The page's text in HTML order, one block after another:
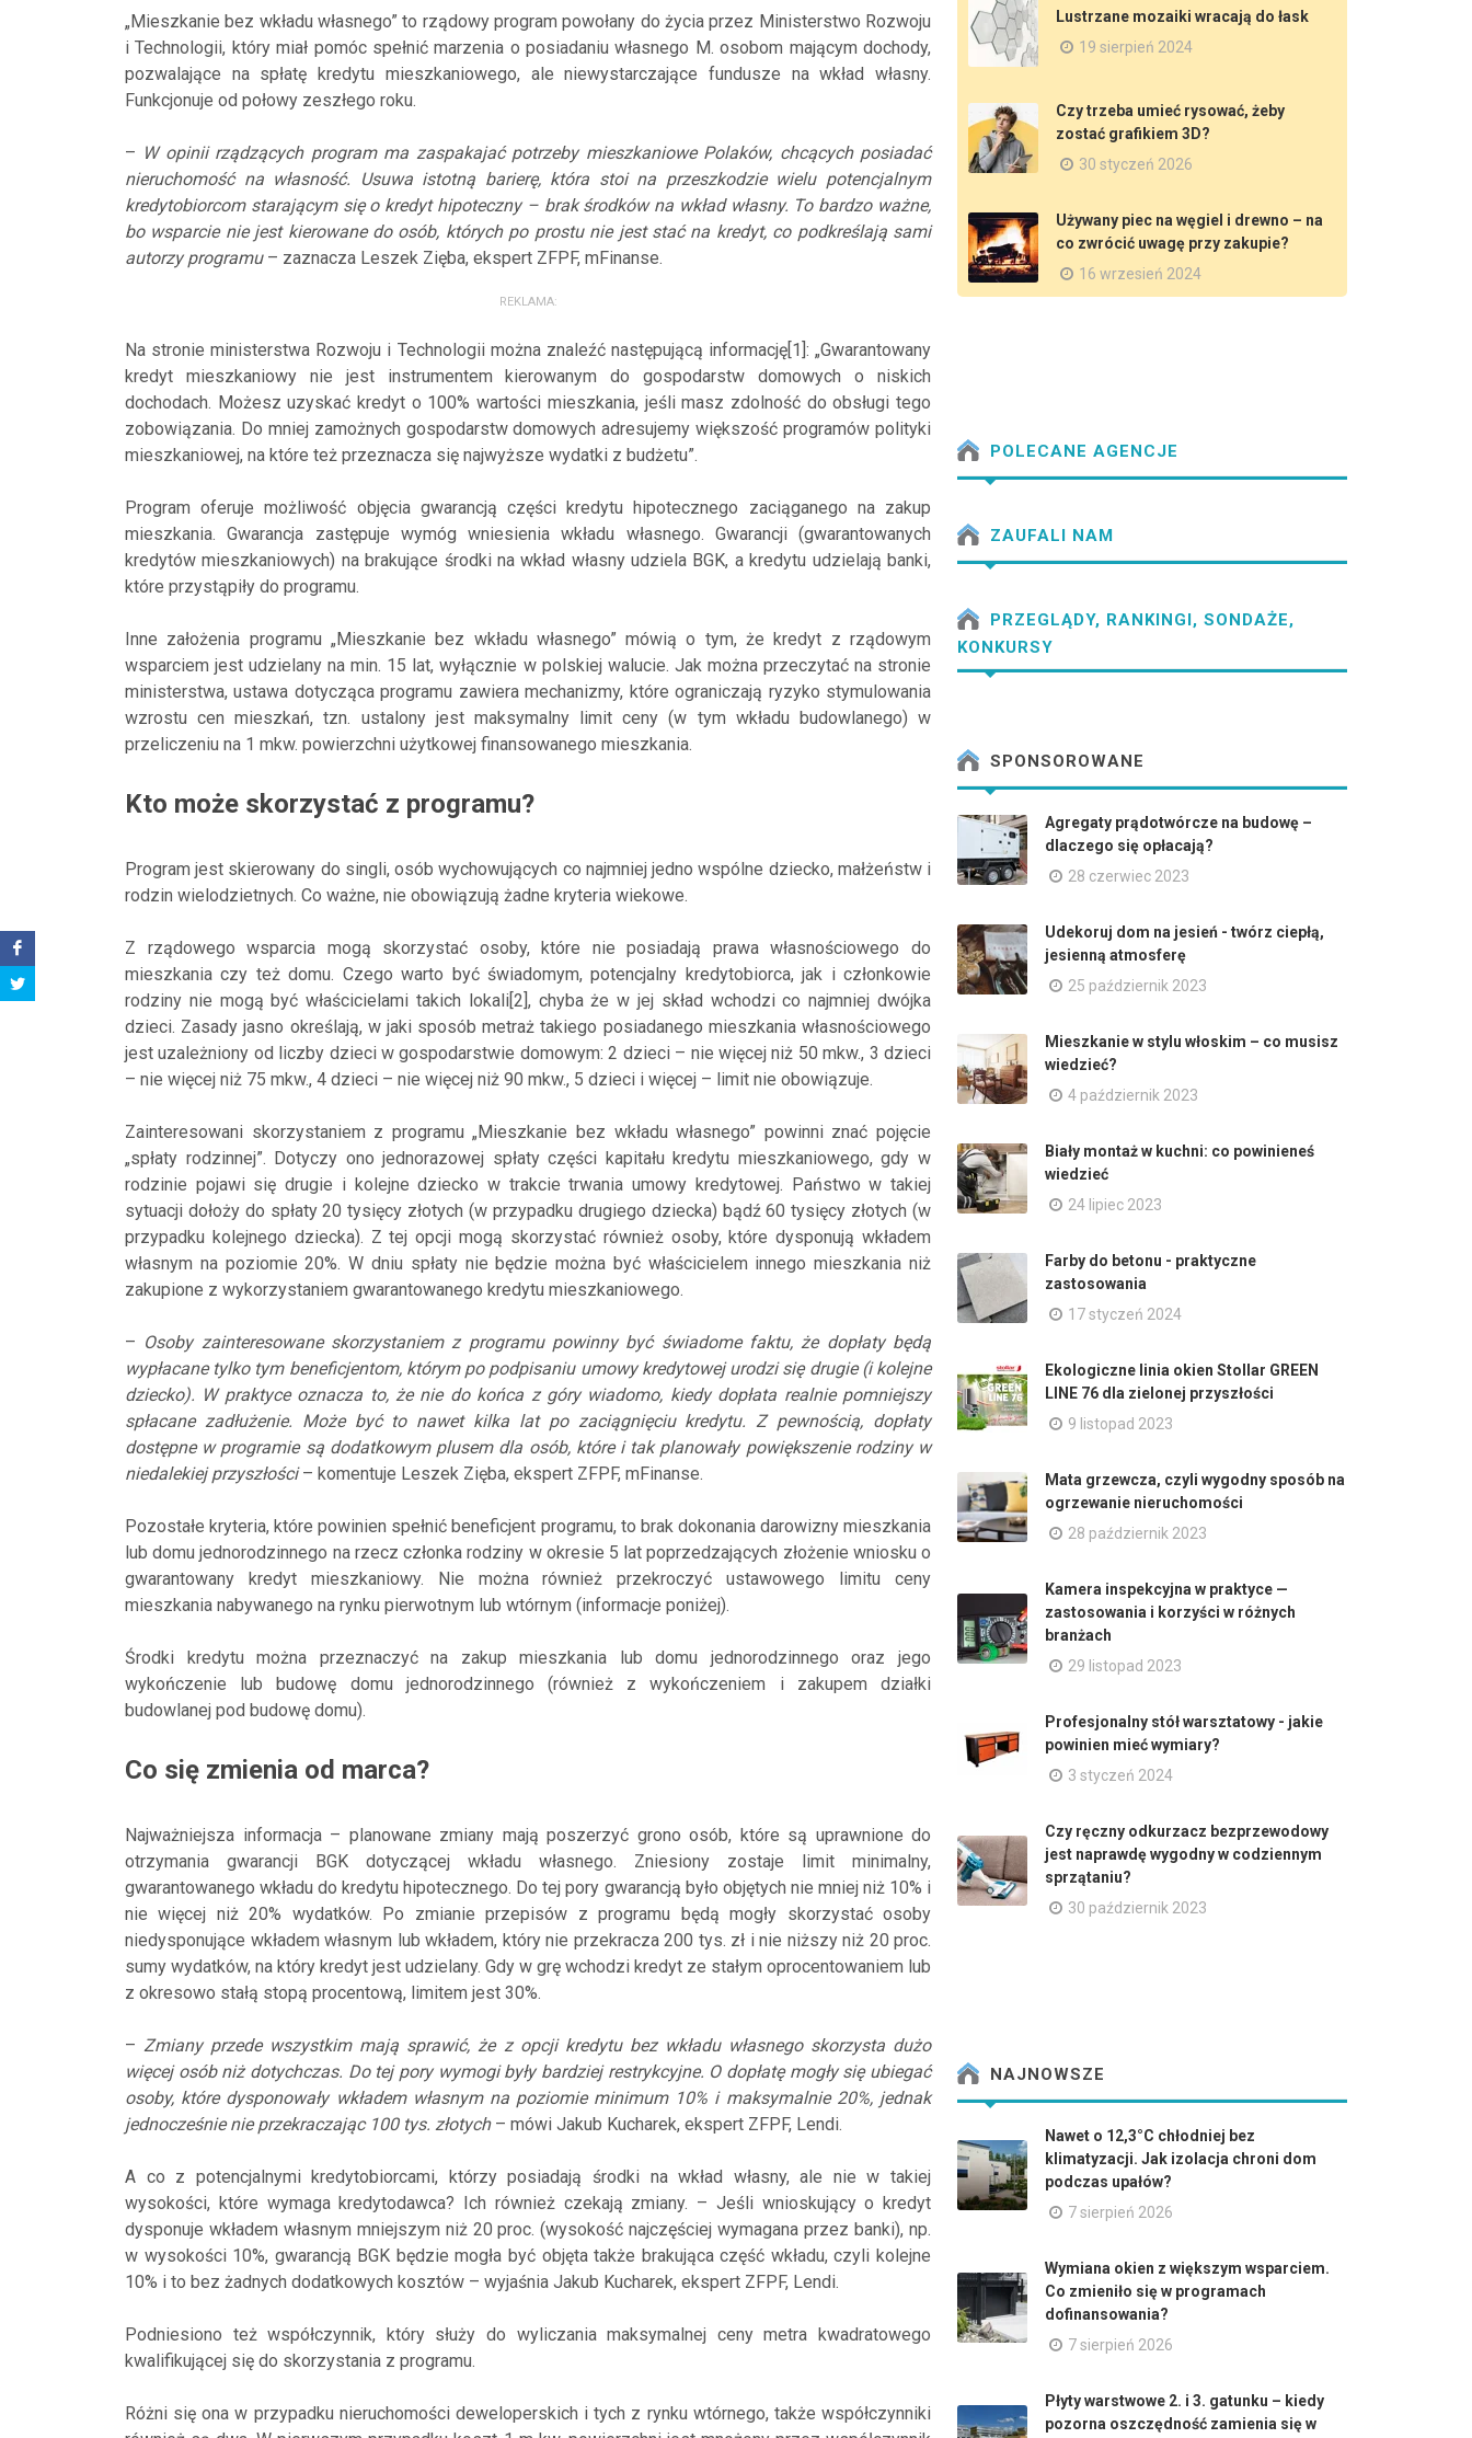
„Mieszkanie bez wkładu własnego” to rządowy program powołany do życia przez Ministerstwo Rozwoju
i Technologii, który miał pomóc spełnić marzenia o posiadaniu własnego M. osobom mającym dochody,
pozwalające na spłatę kredytu mieszkaniowego, ale niewystarczające fundusze na wkład własny.
Funkcjonuje od połowy zeszłego roku.
– W opinii rządzących program ma zaspakajać potrzeby mieszkaniowe Polaków, chcących posiadać
nieruchomość na własność. Usuwa istotną barierę, która stoi na przeszkodzie wielu potencjalnym
kredytobiorcom starającym się o kredyt hipoteczny – brak środków na wkład własny. To bardzo ważne,
bo wsparcie nie jest kierowane do osób, których po prostu nie jest stać na kredyt, co podkreślają sami
autorzy programu– zaznacza Leszek Zięba, ekspert ZFPF, mFinanse.
REKLAMA:
Na stronie ministerstwa Rozwoju i Technologii można znaleźć następującą informację[1]: „Gwarantowany
kredyt mieszkaniowy nie jest instrumentem kierowanym do gospodarstw domowych o niskich
dochodach. Możesz uzyskać kredyt o 100% wartości mieszkania, jeśli masz zdolność do obsługi tego
zobowiązania. Do mniej zamożnych gospodarstw domowych adresujemy większość programów polityki
mieszkaniowej, na które też przeznacza się najwyższe wydatki z budżetu”.
Program oferuje możliwość objęcia gwarancją części kredytu hipotecznego zaciąganego na zakup
mieszkania. Gwarancja zastępuje wymóg wniesienia wkładu własnego. Gwarancji (gwarantowanych
kredytów mieszkaniowych) na brakujące środki na wkład własny udziela BGK, a kredytu udzielają banki,
które przystąpiły do programu.
Inne założenia programu „Mieszkanie bez wkładu własnego” mówią o tym, że kredyt z rządowym
wsparciem jest udzielany na min. 15 lat, wyłącznie w polskiej walucie. Jak można przeczytać na stronie
ministerstwa, ustawa dotycząca programu zawiera mechanizmy, które ograniczają ryzyko stymulowania
wzrostu cen mieszkań, tzn. ustalony jest maksymalny limit ceny (w tym wkładu budowlanego) w
przeliczeniu na 1 mkw. powierzchni użytkowej finansowanego mieszkania.
Kto może skorzystać z programu?
Program jest skierowany do singli, osób wychowujących co najmniej jedno wspólne dziecko, małżeństw i
rodzin wielodzietnych. Co ważne, nie obowiązują żadne kryteria wiekowe.
Z rządowego wsparcia mogą skorzystać osoby, które nie posiadają prawa własnościowego do
mieszkania czy też domu. Czego warto być świadomym, potencjalny kredytobiorca, jak i członkowie
rodziny nie mogą być właścicielami takich lokali[2], chyba że w jej skład wchodzi co najmniej dwójka
dzieci. Zasady jasno określają, w jaki sposób metraż takiego posiadanego mieszkania własnościowego
jest uzależniony od liczby dzieci w gospodarstwie domowym: 2 dzieci – nie więcej niż 50 mkw., 3 dzieci
– nie więcej niż 75 mkw., 4 dzieci – nie więcej niż 90 mkw., 5 dzieci i więcej – limit nie obowiązuje.
Zainteresowani skorzystaniem z programu „Mieszkanie bez wkładu własnego” powinni znać pojęcie
„spłaty rodzinnej”. Dotyczy ono jednorazowej spłaty części kapitału kredytu mieszkaniowego, gdy w
rodzinie pojawi się drugie i kolejne dziecko w trakcie trwania umowy kredytowej. Państwo w takiej
sytuacji dołoży do spłaty 20 tysięcy złotych (w przypadku drugiego dziecka) bądź 60 tysięcy złotych (w
przypadku kolejnego dziecka). Z tej opcji mogą skorzystać również osoby, które dysponują wkładem
własnym na poziomie 20%. W dniu spłaty nie będzie można być właścicielem innego mieszkania niż
zakupione z wykorzystaniem gwarantowanego kredytu mieszkaniowego.
– Osoby zainteresowane skorzystaniem z programu powinny być świadome faktu, że dopłaty będą
wypłacane tylko tym beneficjentom, którym po podpisaniu umowy kredytowej urodzi się drugie (i kolejne
dziecko). W praktyce oznacza to, że nie do końca z góry wiadomo, kiedy dopłata realnie pomniejszy
spłacane zadłużenie. Może być to nawet kilka lat po zaciągnięciu kredytu. Z pewnością, dopłaty
dostępne w programie są dodatkowym plusem dla osób, które i tak planowały powiększenie rodziny w
niedalekiej przyszłości– komentuje Leszek Zięba, ekspert ZFPF, mFinanse.
Pozostałe kryteria, które powinien spełnić beneficjent programu, to brak dokonania darowizny mieszkania
lub domu jednorodzinnego na rzecz członka rodziny w okresie 5 lat poprzedzających złożenie wniosku o
gwarantowany kredyt mieszkaniowy. Nie można również przekroczyć ustawowego limitu ceny
mieszkania nabywanego na rynku pierwotnym lub wtórnym (informacje poniżej).
Środki kredytu można przeznaczyć na zakup mieszkania lub domu jednorodzinnego oraz jego
wykończenie lub budowę domu jednorodzinnego (również z wykończeniem i zakupem działki
budowlanej pod budowę domu).
Co się zmienia od marca?
Najważniejsza informacja – planowane zmiany mają poszerzyć grono osób, które są uprawnione do
otrzymania gwarancji BGK dotyczącej wkładu własnego. Zniesiony zostaje limit minimalny,
gwarantowanego wkładu do kredytu hipotecznego. Do tej pory gwarancją było objętych nie mniej niż 10% i
nie więcej niż 20% wydatków. Po zmianie przepisów z programu będą mogły skorzystać osoby
niedysponujące wkładem własnym lub wkładem, który nie przekracza 200 tys. zł i nie niższy niż 20 proc.
sumy wydatków, na który kredyt jest udzielany. Gdy w grę wchodzi kredyt ze stałym oprocentowaniem lub
z okresowo stałą stopą procentową, limitem jest 30%.
–Zmiany przede wszystkim mają sprawić, że z opcji kredytu bez wkładu własnego skorzysta dużo
więcej osób niż dotychczas. Do tej pory wymogi były bardziej restrykcyjne. O dopłatę mogły się ubiegać
osoby, które dysponowały wkładem własnym na poziomie minimum 10% i maksymalnie 20%, jednak
jednocześnie nie przekraczając 100 tys. złotych– mówi Jakub Kucharek, ekspert ZFPF, Lendi.
A co z potencjalnymi kredytobiorcami, którzy posiadają środki na wkład własny, ale nie w takiej
wysokości, które wymaga kredytodawca? Ich również czekają zmiany. – Jeśli wnioskujący o kredyt
dysponuje wkładem własnym mniejszym niż 20 proc. (wysokość najczęściej wymagana przez banki), np.
w wysokości 10%, gwarancją BGK będzie mogła być objęta także brakująca część wkładu, czyli kolejne
10% i to bez żadnych dodatkowych kosztów – wyjaśnia Jakub Kucharek, ekspert ZFPF, Lendi.
Podniesiono też współczynnik, który służy do wyliczania maksymalnej ceny metra kwadratowego
kwalifikującej się do skorzystania z programu.
Różni się ona w przypadku nieruchomości deweloperskich i tych z rynku wtórnego, także współczynniki
Lustrzane mozaiki wracają do łask
19 sierpień 2024
Czy trzeba umieć rysować, żeby
zostać grafikiem 3D?
30 styczeń 2026
Używany piec na węgiel i drewno – na
co zwrócić uwagę przy zakupie?
16 wrzesień 2024
POLECANE AGENCJE
ZAUFALI NAM
PRZEGLĄDY, RANKINGI, SONDAŻE,
KONKURSY
SPONSOROWANE
Agregaty prądotwórcze na budowę –
dlaczego się opłacają?
28 czerwiec 2023
Udekoruj dom na jesień - twórz ciepłą,
jesienną atmosferę
25 październik 2023
Mieszkanie w stylu włoskim – co musisz
wiedzieć?
4 październik 2023
Biały montaż w kuchni: co powinieneś
wiedzieć
24 lipiec 2023
Farby do betonu - praktyczne
zastosowania
17 styczeń 2024
Ekologiczne linia okien Stollar GREEN
LINE 76 dla zielonej przyszłości
9 listopad 2023
Mata grzewcza, czyli wygodny sposób na
ogrzewanie nieruchomości
28 październik 2023
Kamera inspekcyjna w praktyce —
zastosowania i korzyści w różnych
branżach
29 listopad 2023
Profesjonalny stół warsztatowy - jakie
powinien mieć wymiary?
3 styczeń 2024
Czy ręczny odkurzacz bezprzewodowy
jest naprawdę wygodny w codziennym
sprzątaniu?
30 październik 2023
NAJNOWSZE
Nawet o 12,3°C chłodniej bez
klimatyzacji. Jak izolacja chroni dom
podczas upałów?
7 sierpień 2026
Wymiana okien z większym wsparciem.
Co zmieniło się w programach
dofinansowania?
7 sierpień 2026
Płyty warstwowe 2. i 3. gatunku – kiedy
pozorna oszczędność zamienia się w